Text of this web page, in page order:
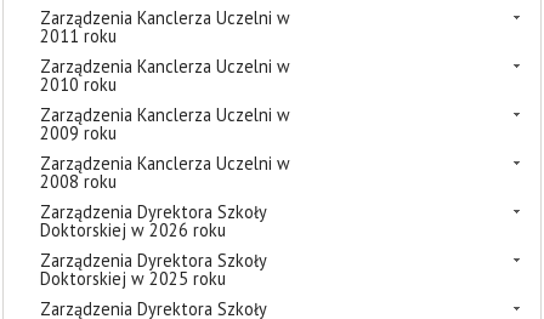
Zarządzenia Kanclerza Uczelni w
2011 roku
Zarządzenia Kanclerza Uczelni w
2010 roku
Zarządzenia Kanclerza Uczelni w
2009 roku
Zarządzenia Kanclerza Uczelni w
2008 roku
Zarządzenia Dyrektora Szkoły
Doktorskiej w 2026 roku
Zarządzenia Dyrektora Szkoły
Doktorskiej w 2025 roku
Zarządzenia Dyrektora Szkoły